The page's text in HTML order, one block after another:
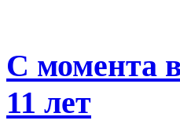
С момента
11 лет